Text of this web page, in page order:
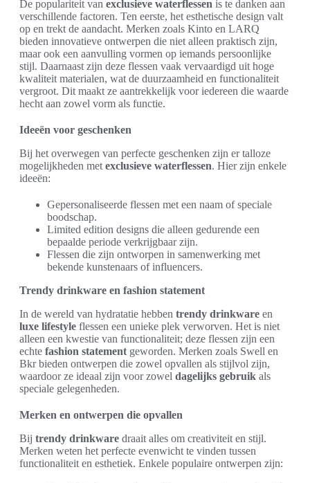
De populariteit van exclusieve waterflessen is te danken aan
verschillende factoren. Ten eerste, het esthetische design valt
op en trekt de aandacht. Merken zoals Kinto en LARQ
bieden innovatieve ontwerpen die niet alleen praktisch zijn,
maar ook een aanvulling vormen op iemands persoonlijke
stijl. Daarnaast zijn deze flessen vaak vervaardigd uit hoge
kwaliteit materialen, wat de duurzaamheid en functionaliteit
vergroot. Dit maakt ze aantrekkelijk voor iedereen die waarde
hecht aan zowel vorm als functie.
Ideeën voor geschenken
Bij het overwegen van perfecte geschenken zijn er talloze
mogelijkheden met exclusieve waterflessen. Hier zijn enkele
ideeën:
Gepersonaliseerde flessen met een naam of speciale
boodschap.
Limited edition designs die alleen gedurende een
bepaalde periode verkrijgbaar zijn.
Flessen die zijn ontworpen in samenwerking met
bekende kunstenaars of influencers.
Trendy drinkware en fashion statement
In de wereld van hydratatie hebben trendy drinkware en
luxe lifestyle flessen een unieke plek verworven. Het is niet
alleen een kwestie van functionaliteit; deze flessen zijn een
echte fashion statement geworden. Merken zoals Swell en
Bkr bieden ontwerpen die zowel opvallen als stijlvol zijn,
waardoor ze ideaal zijn voor zowel dagelijks gebruik als
speciale gelegenheden.
Merken en ontwerpen die opvallen
Bij trendy drinkware draait alles om creativiteit en stijl.
Merken weten het perfecte evenwicht te vinden tussen
functionaliteit en esthetiek. Enkele populaire ontwerpen zijn: